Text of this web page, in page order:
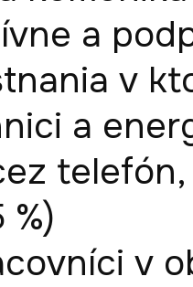
a
v
a
%)
v